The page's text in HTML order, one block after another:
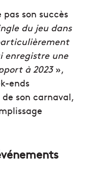
son succès
du jeu dans
enregistre une
à 2023»,
ends
son carnaval,